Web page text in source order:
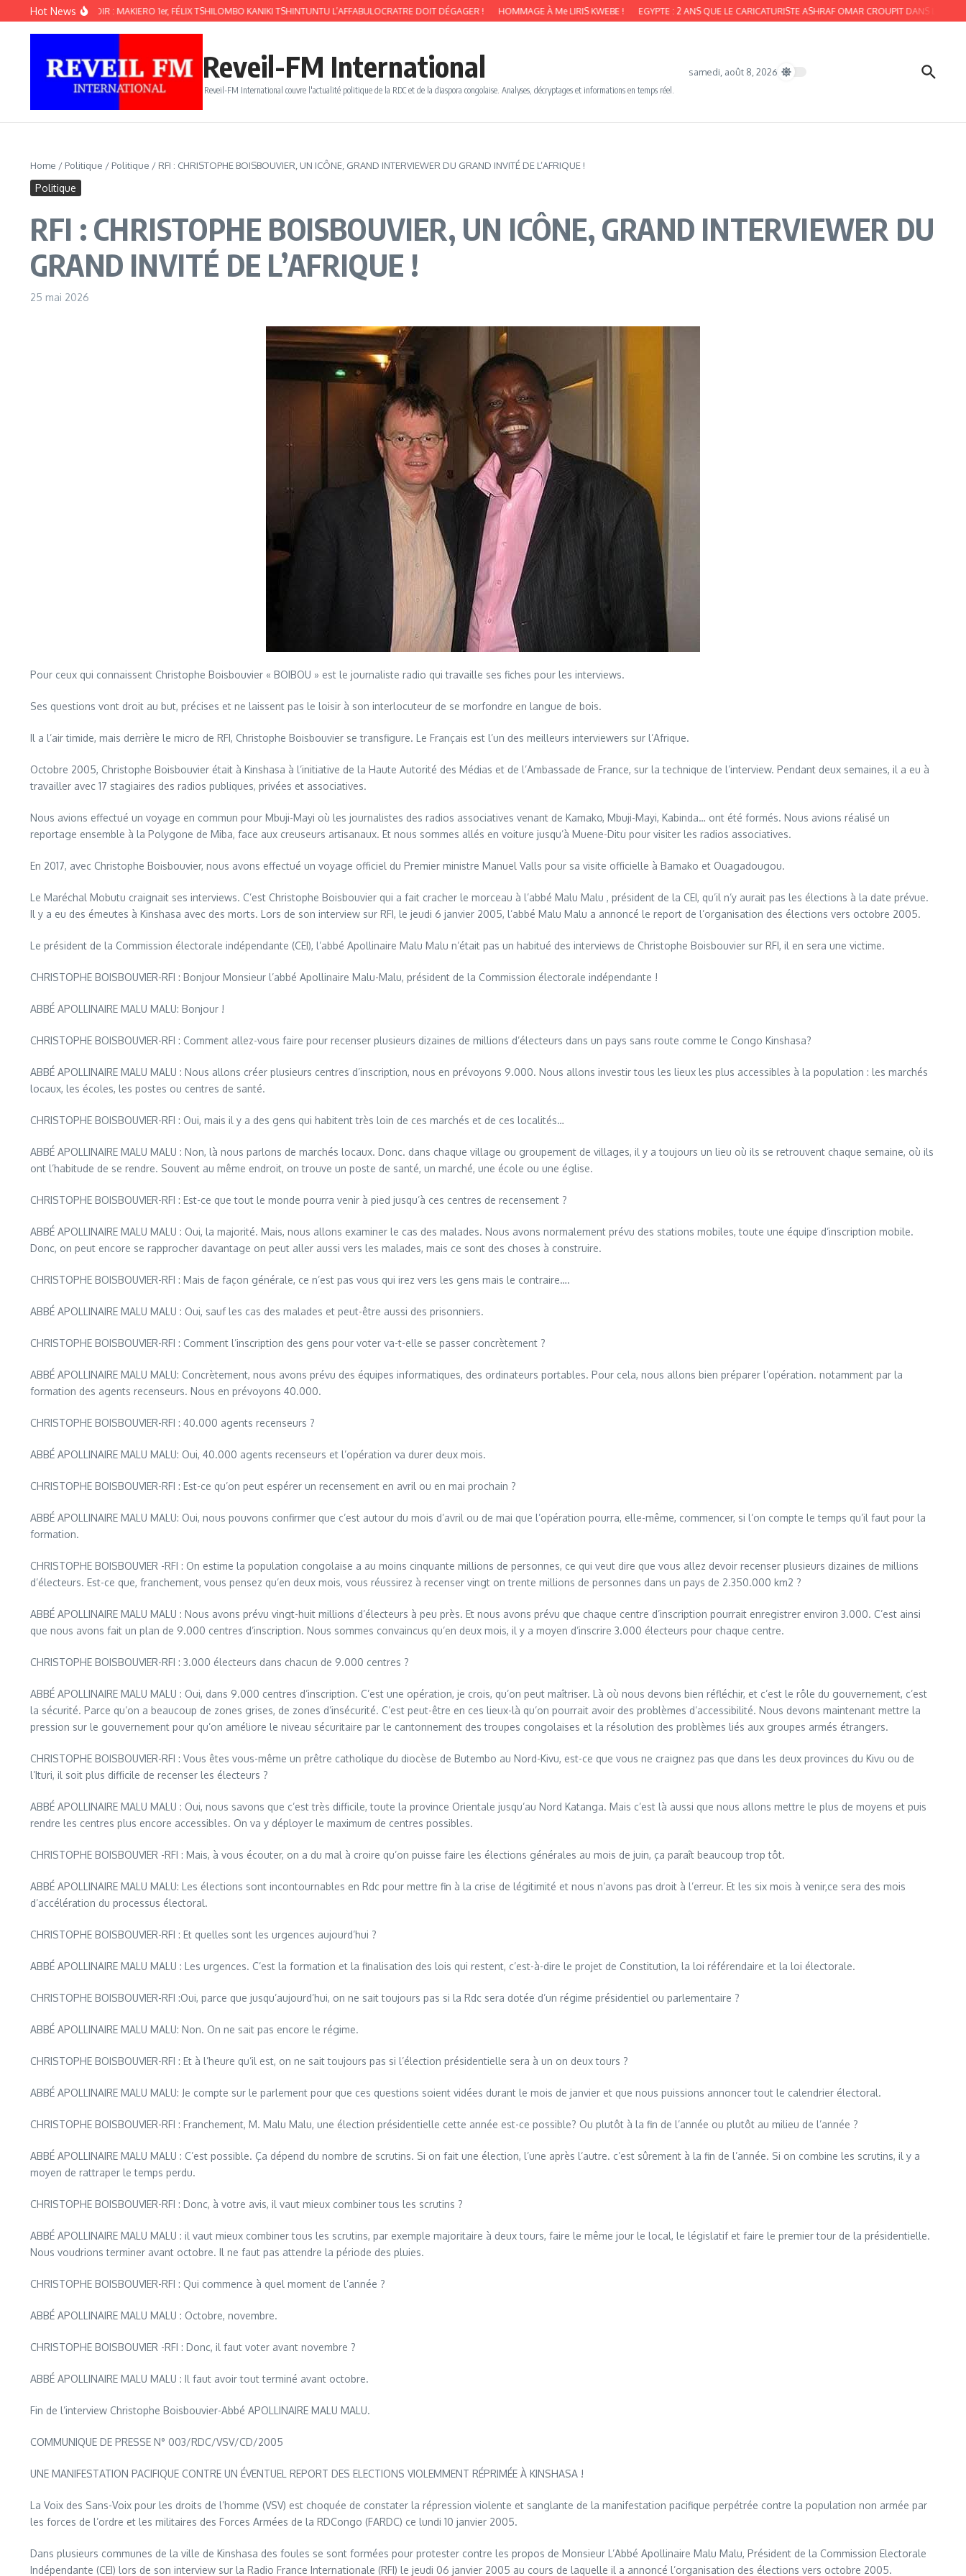
Aller au contenu
Hot News
LÉOPOLD Il NOIR : MAKIERO 1er, FÉLIX TSHILOMBO KANIKI TSHINTUNTU L’AFFABULOCRATRE DOIT DÉGAGER ! HOMMAGE À Me LIRIS KWEBE ! EGYPTE : 2 ANS QUE LE CARICATURISTE ASHRAF OMAR CROUPIT DANS LES
Reveil-FM International
Reveil-FM International couvre l'actualité politique de la RDC et de la diaspora congolaise. Analyses, décryptages et informations en temps réel.
samedi, août 8, 2026
Home / Politique / Politique / RFI : CHRISTOPHE BOISBOUVIER, UN ICÔNE, GRAND INTERVIEWER DU GRAND INVITÉ DE L’AFRIQUE !
Politique
RFI : CHRISTOPHE BOISBOUVIER, UN ICÔNE, GRAND INTERVIEWER DU
GRAND INVITÉ DE L’AFRIQUE !
25 mai 2026
Pour ceux qui connaissent Christophe Boisbouvier « BOIBOU » est le journaliste radio qui travaille ses fiches pour les interviews.
Ses questions vont droit au but, précises et ne laissent pas le loisir à son interlocuteur de se morfondre en langue de bois.
Il a l’air timide, mais derrière le micro de RFI, Christophe Boisbouvier se transfigure. Le Français est l’un des meilleurs interviewers sur l’Afrique.
Octobre 2005, Christophe Boisbouvier était à Kinshasa à l’initiative de la Haute Autorité des Médias et de l’Ambassade de France, sur la technique de l’interview. Pendant deux semaines, il a eu à
travailler avec 17 stagiaires des radios publiques, privées et associatives.
Nous avions effectué un voyage en commun pour Mbuji-Mayi où les journalistes des radios associatives venant de Kamako, Mbuji-Mayi, Kabinda… ont été formés. Nous avions réalisé un
reportage ensemble à la Polygone de Miba, face aux creuseurs artisanaux. Et nous sommes allés en voiture jusqu’à Muene-Ditu pour visiter les radios associatives.
En 2017, avec Christophe Boisbouvier, nous avons effectué un voyage officiel du Premier ministre Manuel Valls pour sa visite officielle à Bamako et Ouagadougou.
Le Maréchal Mobutu craignait ses interviews. C’est Christophe Boisbouvier qui a fait cracher le morceau à l’abbé Malu Malu , président de la CEI, qu’il n’y aurait pas les élections à la date prévue.
Il y a eu des émeutes à Kinshasa avec des morts. Lors de son interview sur RFI, le jeudi 6 janvier 2005, l’abbé Malu Malu a annoncé le report de l’organisation des élections vers octobre 2005.
Le président de la Commission électorale indépendante (CEI), l’abbé Apollinaire Malu Malu n’était pas un habitué des interviews de Christophe Boisbouvier sur RFI, il en sera une victime.
CHRISTOPHE BOISBOUVIER-RFI : Bonjour Monsieur l’abbé Apollinaire Malu-Malu, président de la Commission électorale indépendante !
ABBÉ APOLLINAIRE MALU MALU: Bonjour !
CHRISTOPHE BOISBOUVIER-RFI : Comment allez-vous faire pour recenser plusieurs dizaines de millions d’électeurs dans un pays sans route comme le Congo Kinshasa?
ABBÉ APOLLINAIRE MALU MALU : Nous allons créer plusieurs centres d’inscription, nous en prévoyons 9.000. Nous allons investir tous les lieux les plus accessibles à la population : les marchés
locaux, les écoles, les postes ou centres de santé.
CHRISTOPHE BOISBOUVIER-RFI : Oui, mais il y a des gens qui habitent très loin de ces marchés et de ces localités…
ABBÉ APOLLINAIRE MALU MALU : Non, là nous parlons de marchés locaux. Donc. dans chaque village ou groupement de villages, il y a toujours un lieu où ils se retrouvent chaque semaine, où ils
ont l’habitude de se rendre. Souvent au même endroit, on trouve un poste de santé, un marché, une école ou une église.
CHRISTOPHE BOISBOUVIER-RFI : Est-ce que tout le monde pourra venir à pied jusqu’à ces centres de recensement ?
ABBÉ APOLLINAIRE MALU MALU : Oui, la majorité. Mais, nous allons examiner le cas des malades. Nous avons normalement prévu des stations mobiles, toute une équipe d’inscription mobile.
Donc, on peut encore se rapprocher davantage on peut aller aussi vers les malades, mais ce sont des choses à construire.
CHRISTOPHE BOISBOUVIER-RFI : Mais de façon générale, ce n’est pas vous qui irez vers les gens mais le contraire….
ABBÉ APOLLINAIRE MALU MALU : Oui, sauf les cas des malades et peut-être aussi des prisonniers.
CHRISTOPHE BOISBOUVIER-RFI : Comment l’inscription des gens pour voter va-t-elle se passer concrètement ?
ABBÉ APOLLINAIRE MALU MALU: Concrètement, nous avons prévu des équipes informatiques, des ordinateurs portables. Pour cela, nous allons bien préparer l’opération. notamment par la
formation des agents recenseurs. Nous en prévoyons 40.000.
CHRISTOPHE BOISBOUVIER-RFI : 40.000 agents recenseurs ?
ABBÉ APOLLINAIRE MALU MALU: Oui, 40.000 agents recenseurs et l’opération va durer deux mois.
CHRISTOPHE BOISBOUVIER-RFI : Est-ce qu’on peut espérer un recensement en avril ou en mai prochain ?
ABBÉ APOLLINAIRE MALU MALU: Oui, nous pouvons confirmer que c’est autour du mois d’avril ou de mai que l’opération pourra, elle-même, commencer, si l’on compte le temps qu’il faut pour la
formation.
CHRISTOPHE BOISBOUVIER -RFI : On estime la population congolaise a au moins cinquante millions de personnes, ce qui veut dire que vous allez devoir recenser plusieurs dizaines de millions
d’électeurs. Est-ce que, franchement, vous pensez qu’en deux mois, vous réussirez à recenser vingt on trente millions de personnes dans un pays de 2.350.000 km2 ?
ABBÉ APOLLINAIRE MALU MALU : Nous avons prévu vingt-huit millions d’électeurs à peu près. Et nous avons prévu que chaque centre d’inscription pourrait enregistrer environ 3.000. C’est ainsi
que nous avons fait un plan de 9.000 centres d’inscription. Nous sommes convaincus qu’en deux mois, il y a moyen d’inscrire 3.000 électeurs pour chaque centre.
CHRISTOPHE BOISBOUVIER-RFI : 3.000 électeurs dans chacun de 9.000 centres ?
ABBÉ APOLLINAIRE MALU MALU : Oui, dans 9.000 centres d’inscription. C’est une opération, je crois, qu’on peut maîtriser. Là où nous devons bien réfléchir, et c’est le rôle du gouvernement, c’est
la sécurité. Parce qu’on a beaucoup de zones grises, de zones d’insécurité. C’est peut-être en ces lieux-là qu’on pourrait avoir des problèmes d’accessibilité. Nous devons maintenant mettre la
pression sur le gouvernement pour qu’on améliore le niveau sécuritaire par le cantonnement des troupes congolaises et la résolution des problèmes liés aux groupes armés étrangers.
CHRISTOPHE BOISBOUVIER-RFI : Vous êtes vous-même un prêtre catholique du diocèse de Butembo au Nord-Kivu, est-ce que vous ne craignez pas que dans les deux provinces du Kivu ou de
l’Ituri, il soit plus difficile de recenser les électeurs ?
ABBÉ APOLLINAIRE MALU MALU : Oui, nous savons que c’est très difficile, toute la province Orientale jusqu’au Nord Katanga. Mais c’est là aussi que nous allons mettre le plus de moyens et puis
rendre les centres plus encore accessibles. On va y déployer le maximum de centres possibles.
CHRISTOPHE BOISBOUVIER -RFI : Mais, à vous écouter, on a du mal à croire qu’on puisse faire les élections générales au mois de juin, ça paraît beaucoup trop tôt.
ABBÉ APOLLINAIRE MALU MALU: Les élections sont incontournables en Rdc pour mettre fin à la crise de légitimité et nous n’avons pas droit à l’erreur. Et les six mois à venir,ce sera des mois
d’accélération du processus électoral.
CHRISTOPHE BOISBOUVIER-RFI : Et quelles sont les urgences aujourd’hui ?
ABBÉ APOLLINAIRE MALU MALU : Les urgences. C’est la formation et la finalisation des lois qui restent, c’est-à-dire le projet de Constitution, la loi référendaire et la loi électorale.
CHRISTOPHE BOISBOUVIER-RFI :Oui, parce que jusqu’aujourd’hui, on ne sait toujours pas si la Rdc sera dotée d’un régime présidentiel ou parlementaire ?
ABBÉ APOLLINAIRE MALU MALU: Non. On ne sait pas encore le régime.
CHRISTOPHE BOISBOUVIER-RFI : Et à l’heure qu’il est, on ne sait toujours pas si l’élection présidentielle sera à un on deux tours ?
ABBÉ APOLLINAIRE MALU MALU: Je compte sur le parlement pour que ces questions soient vidées durant le mois de janvier et que nous puissions annoncer tout le calendrier électoral.
CHRISTOPHE BOISBOUVIER-RFI : Franchement, M. Malu Malu, une élection présidentielle cette année est-ce possible? Ou plutôt à la fin de l’année ou plutôt au milieu de l’année ?
ABBÉ APOLLINAIRE MALU MALU : C’est possible. Ça dépend du nombre de scrutins. Si on fait une élection, l’une après l’autre. c’est sûrement à la fin de l’année. Si on combine les scrutins, il y a
moyen de rattraper le temps perdu.
CHRISTOPHE BOISBOUVIER-RFI : Donc, à votre avis, il vaut mieux combiner tous les scrutins ?
ABBÉ APOLLINAIRE MALU MALU : il vaut mieux combiner tous les scrutins, par exemple majoritaire à deux tours, faire le même jour le local, le législatif et faire le premier tour de la présidentielle.
Nous voudrions terminer avant octobre. Il ne faut pas attendre la période des pluies.
CHRISTOPHE BOISBOUVIER-RFI : Qui commence à quel moment de l’année ?
ABBÉ APOLLINAIRE MALU MALU : Octobre, novembre.
CHRISTOPHE BOISBOUVIER -RFI : Donc, il faut voter avant novembre ?
ABBÉ APOLLINAIRE MALU MALU : Il faut avoir tout terminé avant octobre.
Fin de l’interview Christophe Boisbouvier-Abbé APOLLINAIRE MALU MALU.
COMMUNIQUE DE PRESSE N° 003/RDC/VSV/CD/2005
UNE MANIFESTATION PACIFIQUE CONTRE UN ÉVENTUEL REPORT DES ELECTIONS VIOLEMMENT RÉPRIMÉE À KINSHASA !
La Voix des Sans-Voix pour les droits de l’homme (VSV) est choquée de constater la répression violente et sanglante de la manifestation pacifique perpétrée contre la population non armée par
les forces de l’ordre et les militaires des Forces Armées de la RDCongo (FARDC) ce lundi 10 janvier 2005.
Dans plusieurs communes de la ville de Kinshasa des foules se sont formées pour protester contre les propos de Monsieur L’Abbé Apollinaire Malu Malu, Président de la Commission Electorale
Indépendante (CEI) lors de son interview sur la Radio France Internationale (RFI) le jeudi 06 janvier 2005 au cours de laquelle il a annoncé l’organisation des élections vers octobre 2005.